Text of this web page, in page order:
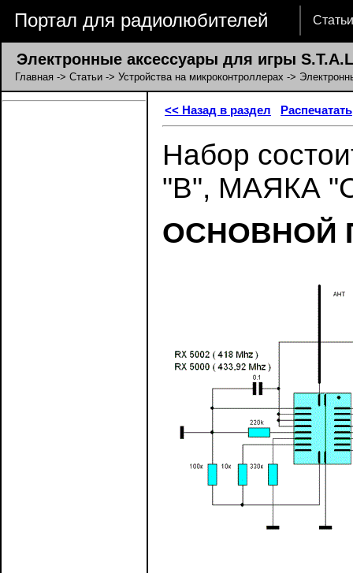
Портал для радиолюбителей Статьи
Электронные аксессуары для игры
Главная -> Статьи -> Устройства на микроконтроллерах ->
<< Назад в раздел Распечатать
Набор
"В", МАЯКА
ОСНОВНОЙ